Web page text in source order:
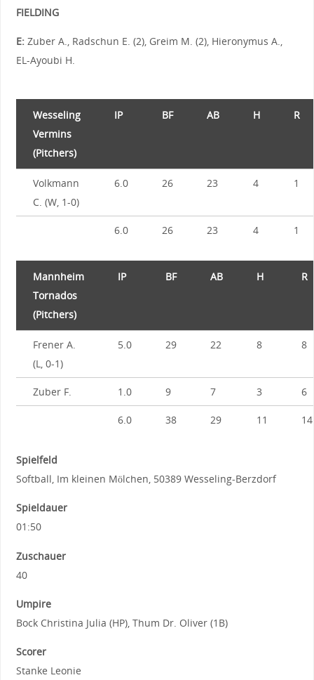
FIELDING
E:Zuber A., Radschun E. (2), Greim M. (2), Hieronymus A.,
EL-Ayoubi H.
Wesseling
Vermins
(Pitchers)
IP BF AB H R
Volkmann
C. (W, 1-0)
6.0 26 23 4 1
6.0 26 23 4 1
Mannheim
Tornados
(Pitchers)
IP BF AB H R
Frener A.
(L, 0-1)
5.0 29 22 8 8
Zuber F. 1.0 9 7 3 6
6.0 38 29 11 14
Spielfeld
Softball, Im kleinen Mölchen, 50389 Wesseling-Berzdorf
Spieldauer
01:50
Zuschauer
40
Umpire
Bock Christina Julia (HP), Thum Dr. Oliver (1B)
Scorer
Stanke Leonie